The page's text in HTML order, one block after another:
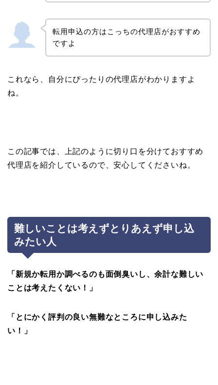
転用申込の方はこっちの代理店がおすすめ
ですよ
これなら、自分にぴったりの代理店がわかりますよ
ね。
この記事では、上記のように切り口を分けておすすめ
代理店を紹介しているので、安心してくださいね。
難しいことは考えずとりあえず申し込
みたい人
「新規か転用か調べるのも面倒臭いし、余計な難しい
ことは考えたくない！」
「とにかく評判の良い無難なところに申し込みた
い！」